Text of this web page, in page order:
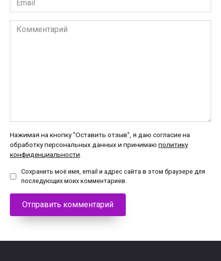
*
Комментарий
Нажимая на кнопку "Оставить отзыв", я даю согласие на
обработку персональных данных и принимаю политику
конфиденциальности.
Сохранить моё имя, email и адрес сайта в этом браузере для
последующих моих комментариев.